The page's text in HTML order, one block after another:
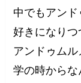
中でもアン
好きになりつ
アンドゥム
学の時からな